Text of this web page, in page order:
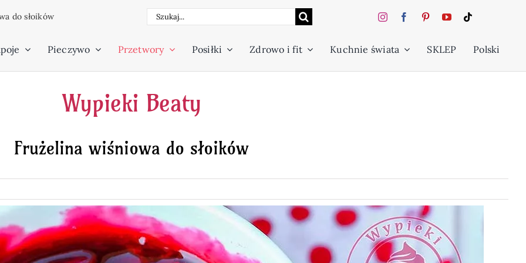
do słoików Szukaj
Pieczywo Przetwory Posiłki Zdrowo i fit Kuchnie świata SKLEP Polski
Wypieki Beaty
Frużelina wiśniowa do słoików